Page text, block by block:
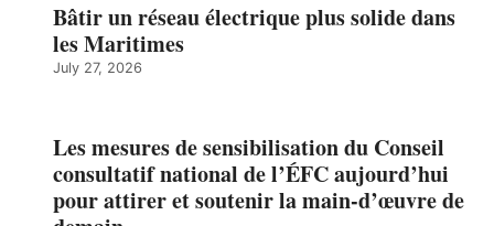
Bâtir un réseau électrique plus solide dans
les Maritimes
July 27, 2026
Les mesures de sensibilisation du Conseil
consultatif national de l’ÉFC aujourd’hui
pour attirer et soutenir la main-d’œuvre de